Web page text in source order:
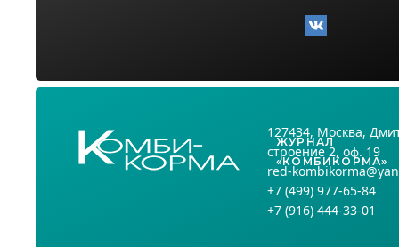
ЖУРНАЛ
«КОМБИКОРМА»
127434, Москва,
строение 2, оф. 19
red-
+7 (499) 977-65-84
+7 (916) 444-33-01